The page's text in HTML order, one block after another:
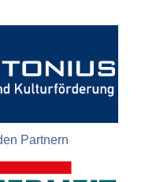
Partnern